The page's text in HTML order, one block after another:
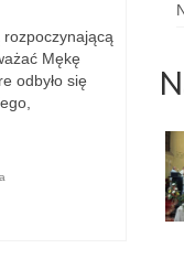
Mękę
odbyło się